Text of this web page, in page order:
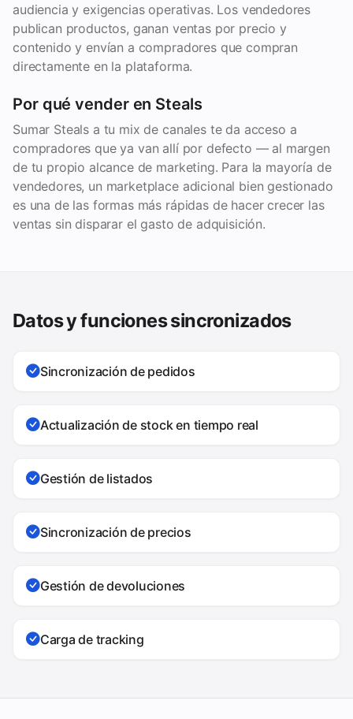
audiencia y exigencias operativas. Los vendedores
publican productos, ganan ventas por precio y
contenido y envían a compradores que compran
directamente en la plataforma.
Por qué vender en Steals
Sumar Steals a tu mix de canales te da acceso a
compradores que ya van allí por defecto — al margen
de tu propio alcance de marketing. Para la mayoría de
vendedores, un marketplace adicional bien gestionado
es una de las formas más rápidas de hacer crecer las
ventas sin disparar el gasto de adquisición.
Datos y funciones sincronizados
Sincronización de pedidos
Actualización de stock en tiempo real
Gestión de listados
Sincronización de precios
Gestión de devoluciones
Carga de tracking